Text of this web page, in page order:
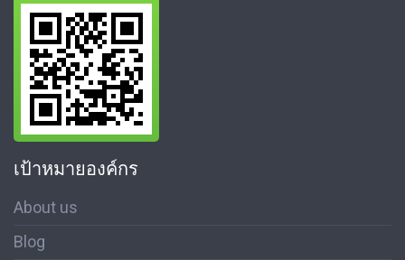
เป้าหมายองค์กร
About us
Blog